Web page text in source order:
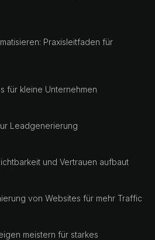
Praxisleitfaden für
für kleine Unternehmen
Leadgenerierung
und Vertrauen aufbaut
von Websites für mehr Traffic
meistern für starkes
Unsere Adressen
Sarajevo
& Richter GbR Hauptstr 117
+49 30 56844455